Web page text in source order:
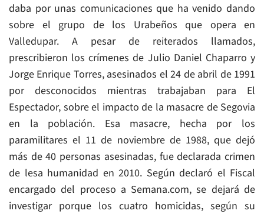
daba por unas comunicaciones que ha venido dando
sobre el grupo de los Urabeños que opera en
Valledupar. A pesar de reiterados llamados,
prescribieron los crímenes de Julio Daniel Chaparro y
Jorge Enrique Torres, asesinados el 24 de abril de 1991
por desconocidos mientras trabajaban para El
Espectador, sobre el impacto de la masacre de Segovia
en la población. Esa masacre, hecha por los
paramilitares el 11 de noviembre de 1988, que dejó
más de 40 personas asesinadas, fue declarada crimen
de lesa humanidad en 2010. Según declaró el Fiscal
encargado del proceso a Semana.com, se dejará de
investigar porque los cuatro homicidas, según su